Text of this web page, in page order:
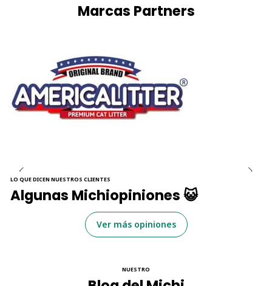
Marcas Partners
LO QUE DICEN NUESTROS CLIENTES
Algunas Michiopiniones 😺
Ver más opiniones
NUESTRO